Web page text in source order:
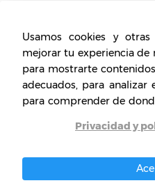
El pintor define su
la corriente del
que se puede ver la
del artista.
Usamos cookies y
mejorar tu experiencia de
para mostrarte
adecuados, para
para comprender de
Privacidad y